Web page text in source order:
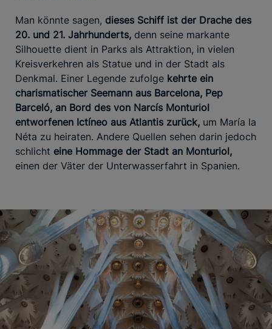
Man könnte sagen, dieses Schiff ist der Drache des
20. und 21. Jahrhunderts, denn seine markante
Silhouette dient in Parks als Attraktion, in vielen
Kreisverkehren als Statue und in der Stadt als
Denkmal. Einer Legende zufolge kehrte ein
charismatischer Seemann aus Barcelona, Pep
Barceló, an Bord des von Narcís Monturiol
entworfenen Ictíneo aus Atlantis zurück, um María la
Néta zu heiraten. Andere Quellen sehen darin jedoch
schlicht eine Hommage der Stadt an Monturiol,
einen der Väter der Unterwasserfahrt in Spanien.